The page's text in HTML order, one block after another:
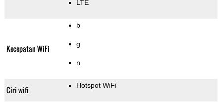
LTE
Kecepatan WiFi
b
g
n
Ciri wifi Hotspot WiFi